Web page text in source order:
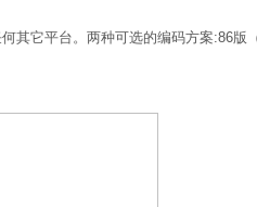
其它平台。两种可选的编码方案:86版